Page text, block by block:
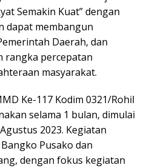
Semakin Kuat” dengan
dapat membangun
Daerah, dan
rangka percepatan
masyarakat.
Ke-117 Kodim 0321/Rohil
selama 1 bulan, dimulai
2023. Kegiatan
Pusako dan
dengan fokus kegiatan